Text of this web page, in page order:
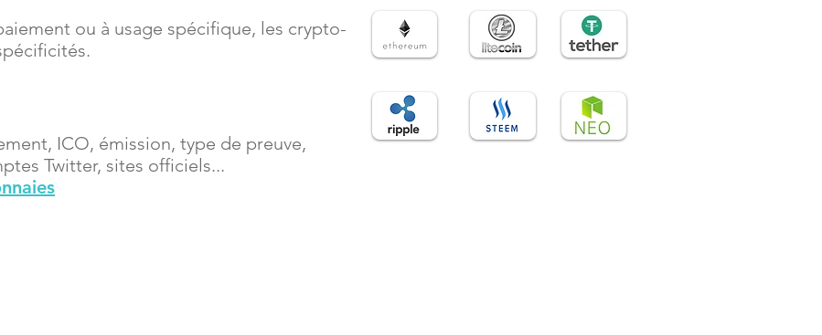
ou à usage spécifique, les crypto-
ICO, émission, type de preuve,
Twitter, sites officiels...